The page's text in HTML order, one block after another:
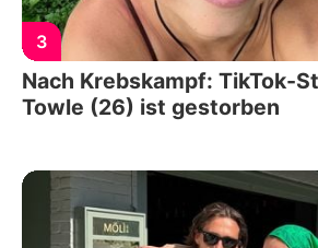
3
Nach Krebskampf: TikTok-
Towle (26) ist gestorben